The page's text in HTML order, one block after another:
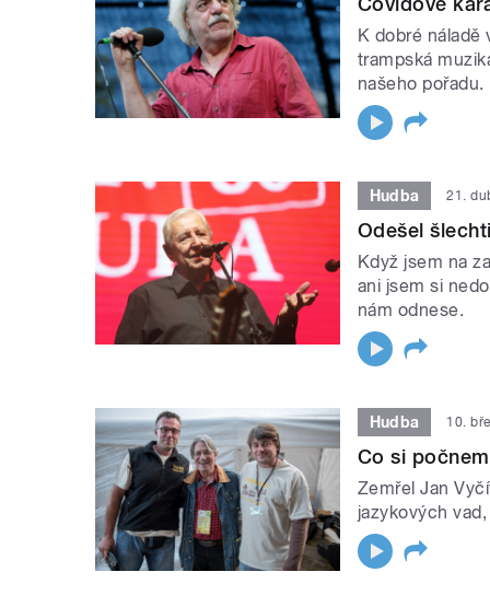
K dobré náladě
trampská
našeho pořadu.
Hudba 21.
Odešel
Když jsem na
ani jsem si
nám odnese.
Hudba 10.
Co si
Zemřel Jan
jazykových